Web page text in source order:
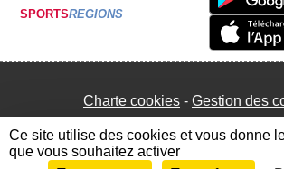
SPORTSREGIONS
Charte cookies Gestion des
Ce site utilise des cookies et vous donne
que vous souhaitez activer